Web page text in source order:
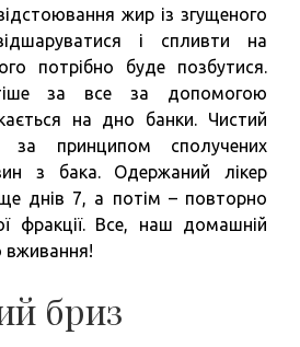
жир із згущеного
і спливти на
потрібно буде позбутися.
за все за допомогою
на дно банки. Чистий
за принципом сполучених
з бака. Одержаний лікер
днів 7, а потім – повторно
фракції. Все, наш домашній
вживання!
бриз